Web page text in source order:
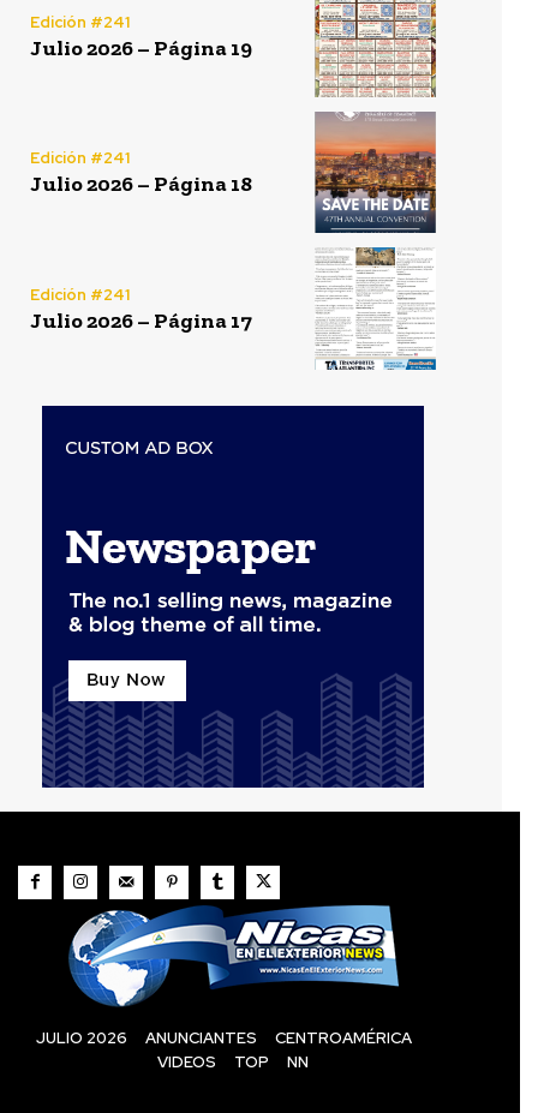
Edición #241
Julio 2026 – Página 19
Edición #241
Julio 2026 – Página 18
Edición #241
Julio 2026 – Página 17
JULIO 2026 ANUNCIANTES
CENTROAMÉRICA
VIDEOS
TOP NN